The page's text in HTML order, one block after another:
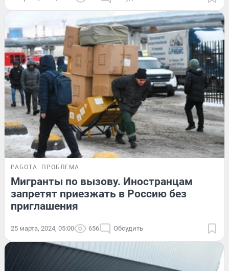
РАБОТА ПРОБЛЕМА
Мигранты по вызову. Иностранцам
запретят приезжать в Россию без
приглашения
25 марта, 2024, 05:00 656 Обсудить